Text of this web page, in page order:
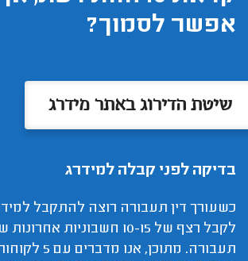
אפשר לסמוך?
שיטת הדירוג באתר מידרג
בדיקה לפני קבלה למידרג
כשעורך דין תעבורה רוצה להתקבל
לקבל רצף של 10-15 חשבוניות
תעבורה. מתוכן,